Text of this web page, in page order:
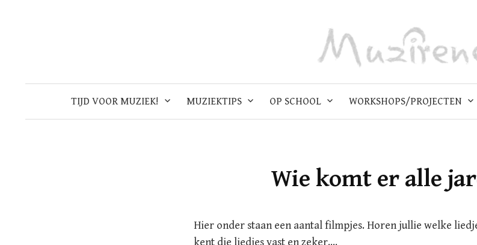
TIJD VOOR MUZIEK! MUZIEKTIPS OP SCHOOL WORKSHOPS/PROJECTEN
Wie komt er alle
Hier onder staan een aantal filmpjes. Horen jullie welke
kent die liedjes vast en zeker….